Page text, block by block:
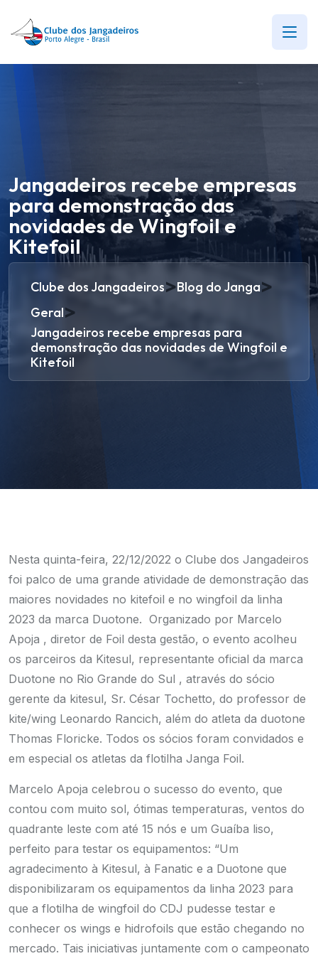
Jangadeiros recebe empresas
para demonstração das
novidades de Wingfoil e
Kitefoil
Clube dos Jangadeiros>Blog do Janga>
Geral>
Jangadeiros recebe empresas para
demonstração das novidades de Wingfoil e
Kitefoil
Nesta quinta-feira, 22/12/2022 o Clube dos Jangadeiros
foi palco de uma grande atividade de demonstração das
maiores novidades no kitefoil e no wingfoil da linha
2023 da marca Duotone. Organizado por Marcelo
Apoja , diretor de Foil desta gestão, o evento acolheu
os parceiros da Kitesul, representante oficial da marca
Duotone no Rio Grande do Sul , através do sócio
gerente da kitesul, Sr. César Tochetto, do professor de
kite/wing Leonardo Rancich, além do atleta da duotone
Thomas Floricke. Todos os sócios foram convidados e
em especial os atletas da flotilha Janga Foil.
Marcelo Apoja celebrou o sucesso do evento, que
contou com muito sol, ótimas temperaturas, ventos do
quadrante leste com até 15 nós e um Guaíba liso,
perfeito para testar os equipamentos: “Um
agradecimento à Kitesul, à Fanatic e a Duotone que
disponibilizaram os equipamentos da linha 2023 para
que a flotilha de wingfoil do CDJ pudesse testar e
conhecer os wings e hidrofoils que estão chegando no
mercado. Tais iniciativas juntamente com o campeonato